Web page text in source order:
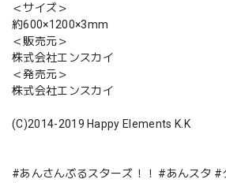
＜サイズ＞
約600×1200×3mm
＜販売元＞
株式会社エンスカイ
＜発売元＞
株式会社エンスカイ
(C)2014-2019 Happy Elements K.K
#あんさんぶるスターズ！！ #あんスタ #